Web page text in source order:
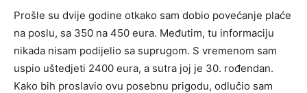
Prošle su dvije godine otkako sam dobio povećanje plaće
na poslu, sa 350 na 450 eura. Međutim, tu informaciju
nikada nisam podijelio sa suprugom. S vremenom sam
uspio uštedjeti 2400 eura, a sutra joj je 30. rođendan.
Kako bih proslavio ovu posebnu prigodu, odlučio sam